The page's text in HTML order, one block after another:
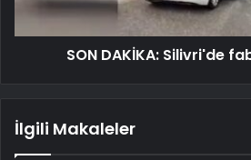
SON DAKİKA: Silivri'de
İlgili Makaleler